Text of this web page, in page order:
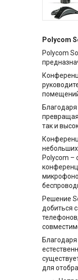
Polycom
Polycom
так и
Polycom –
Решение
добиться
для